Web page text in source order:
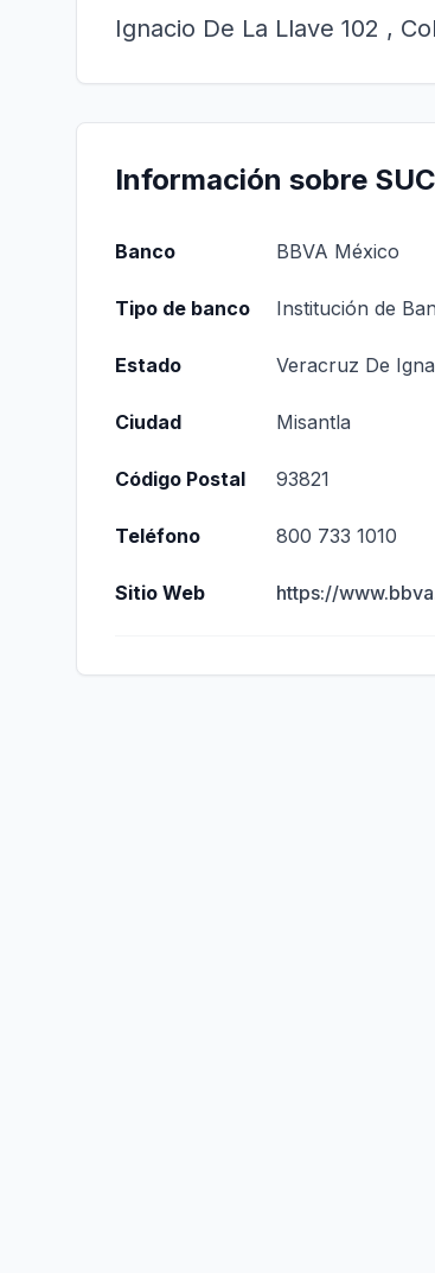
Ignacio De La Llave 102 ,
Información sobre
Banco BBVA México
Tipo de banco Institución de
Estado Veracruz De
Ciudad Misantla
Código Postal 93821
Teléfono 800 733 1010
Sitio Web https://